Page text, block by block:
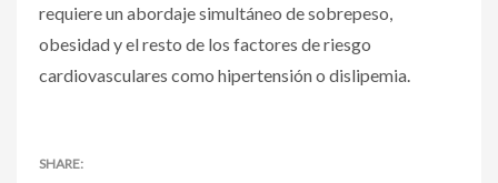
requiere un abordaje simultáneo de sobrepeso,
obesidad y el resto de los factores de riesgo
cardiovasculares como hipertensión o dislipemia.